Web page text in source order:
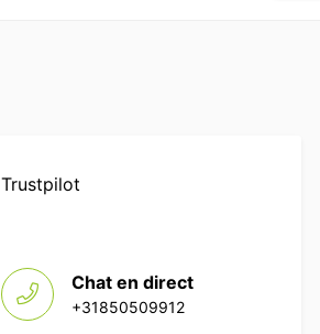
Trustpilot
Chat en direct
+31850509912